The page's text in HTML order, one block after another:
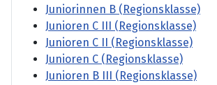
Juniorinnen B (Regionsklasse)
Junioren C III (Regionsklasse)
Junioren C II (Regionsklasse)
Junioren C (Regionsklasse)
Junioren B III (Regionsklasse)